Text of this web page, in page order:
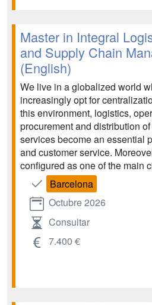
Master in Integral
and Supply Chain
(English)
We live in a globalized world
increasingly opt for
this environment, logistics,
procurement and distribution
services become an essential
and customer service.
configured as one of the main
Barcelona
Octubre 2026
Consultar
7.400 €